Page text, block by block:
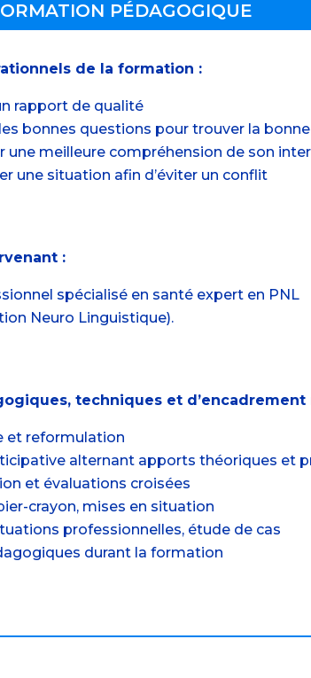
PÉDAGOGIQUE
de la formation :
rapport de qualité
bonnes questions pour trouver la
une meilleure compréhension de son
une situation afin d’éviter un conflit
:
spécialisé en santé expert en PNL
Neuro Linguistique).
techniques et d’encadrement
et reformulation
alternant apports théoriques et
et évaluations croisées
crayon, mises en situation
professionnelles, étude de cas
durant la formation